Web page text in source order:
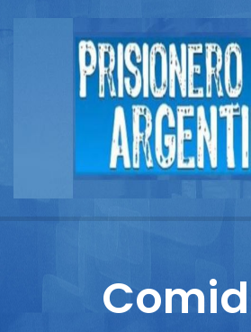
Buscador
Documentos